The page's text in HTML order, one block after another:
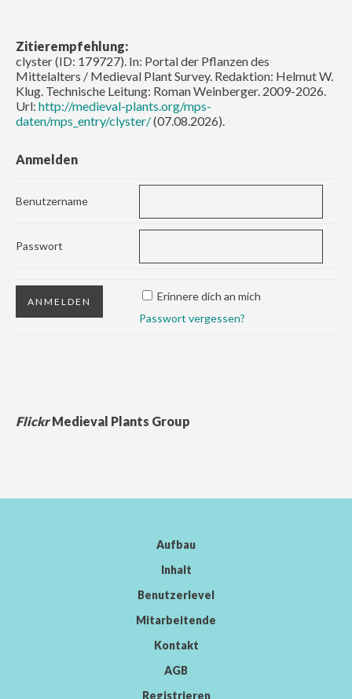
Zitierempfehlung:
clyster (ID: 179727). In: Portal der Pflanzen des
Mittelalters / Medieval Plant Survey. Redaktion: Helmut W.
Klug. Technische Leitung: Roman Weinberger. 2009-2026.
Url: http://medieval-plants.org/mps-
daten/mps_entry/clyster/(07.08.2026).
Anmelden
Benutzername
Passwort
Erinnere dich an mich
Passwort vergessen?
FlickrMedieval Plants Group
Aufbau
Inhalt
Benutzerlevel
Mitarbeitende
Kontakt
AGB
Registrieren